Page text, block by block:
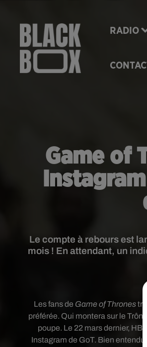
RADIO
Game of
Le compte à rebours est
mois ! En attendant, un
Les fans de Game of Thrones
préférée. Qui montera sur le
poupe. Le 22 mars dernier,
Instagram de GoT. Bien